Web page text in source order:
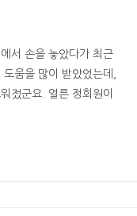
서 손을 놓았다가 최근
움을 많이 받았었는데,
젔군요. 얼른 정회원이